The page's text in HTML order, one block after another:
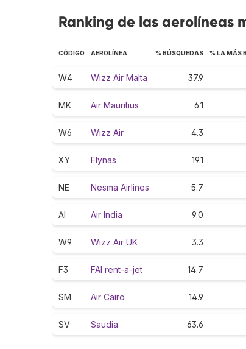
Ranking de las aerolíneas
CÓDIGO AEROLÍNEA % BÚSQUEDAS % LA MÁS
W4 Wizz Air Malta 37.9
MK Air Mauritius 6.1
W6 Wizz Air 4.3
XY Flynas 19.1
NE Nesma Airlines 5.7
AI Air India 9.0
W9 Wizz Air UK 3.3
F3 FAI rent-a-jet 14.7
SM Air Cairo 14.9
SV Saudia 63.6